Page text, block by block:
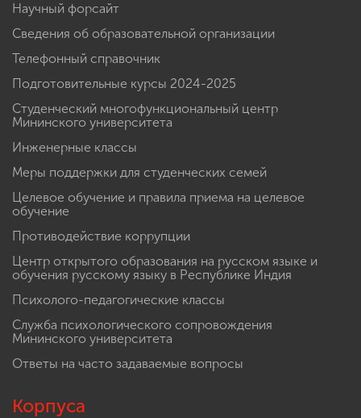
Научный форсайт
Сведения об образовательной организации
Телефонный справочник
Подготовительные курсы 2024-2025
Студенческий многофункциональный центр
Мининского университета
Инженерные классы
Меры поддержки для студенческих семей
Целевое обучение и правила приема на целевое
обучение
Противодействие коррупции
Центр открытого образования на русском языке и
обучения русскому языку в Республике Индия
Психолого-педагогические классы
Служба психологического сопровождения
Мининского университета
Ответы на часто задаваемые вопросы
Корпуса